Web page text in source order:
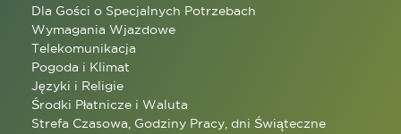
Dla Gości o Specjalnych Potrzebach
Wymagania Wjazdowe
Telekomunikacja
Pogoda i Klimat
Języki i Religie
Środki Płatnicze i Waluta
Strefa Czasowa, Godziny Pracy, dni Świąteczne